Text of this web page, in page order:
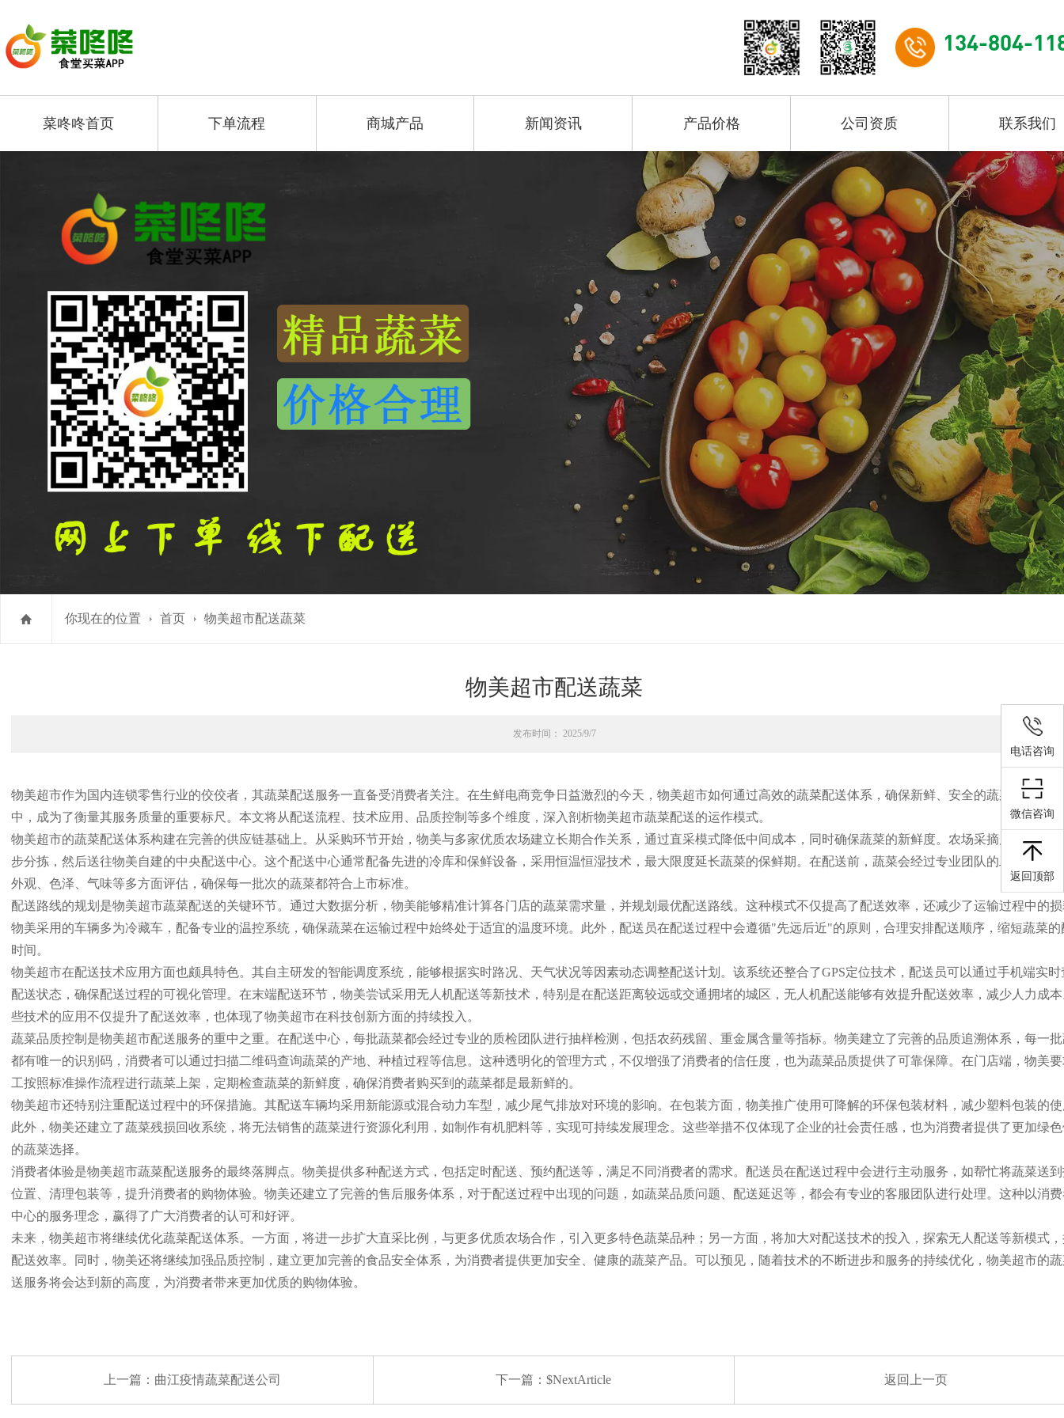
134-804-
菜咚咚首页 下单流程 商城产品 新闻资讯 产品价格 公司资质 联系我们
你现在的位置 首页 物美超市配送蔬菜
物美超市配送蔬菜
发布时间： 2025/9/7
物美超市作为国内连锁零售行业的佼佼者，其蔬菜配送服务一直备受消费者关注。在生鲜电商竞争日益激烈的今天，物美超市如何通过高效的蔬菜配送体系，确保新鲜、安全的蔬菜直达消
中，成为了衡量其服务质量的重要标尺。本文将从配送流程、技术应用、品质控制等多个维度，深入剖析物美超市蔬菜配送的运作模式。
物美超市的蔬菜配送体系构建在完善的供应链基础上。从采购环节开始，物美与多家优质农场建立长期合作关系，通过直采模式降低中间成本，同时确保蔬菜的新鲜度。农场采摘后的蔬菜
步分拣，然后送往物美自建的中央配送中心。这个配送中心通常配备先进的冷库和保鲜设备，采用恒温恒湿技术，最大限度延长蔬菜的保鲜期。在配送前，蔬菜会经过专业团队的二次质检
外观、色泽、气味等多方面评估，确保每一批次的蔬菜都符合上市标准。
配送路线的规划是物美超市蔬菜配送的关键环节。通过大数据分析，物美能够精准计算各门店的蔬菜需求量，并规划最优配送路线。这种模式不仅提高了配送效率，还减少了运输过程中的
物美采用的车辆多为冷藏车，配备专业的温控系统，确保蔬菜在运输过程中始终处于适宜的温度环境。此外，配送员在配送过程中会遵循"先远后近"的原则，合理安排配送顺序，缩短蔬菜的
时间。
物美超市在配送技术应用方面也颇具特色。其自主研发的智能调度系统，能够根据实时路况、天气状况等因素动态调整配送计划。该系统还整合了GPS定位技术，配送员可以通过手机端实时
配送状态，确保配送过程的可视化管理。在末端配送环节，物美尝试采用无人机配送等新技术，特别是在配送距离较远或交通拥堵的城区，无人机配送能够有效提升配送效率，减少人力成
些技术的应用不仅提升了配送效率，也体现了物美超市在科技创新方面的持续投入。
蔬菜品质控制是物美超市配送服务的重中之重。在配送中心，每批蔬菜都会经过专业的质检团队进行抽样检测，包括农药残留、重金属含量等指标。物美建立了完善的品质追溯体系，每一
都有唯一的识别码，消费者可以通过扫描二维码查询蔬菜的产地、种植过程等信息。这种透明化的管理方式，不仅增强了消费者的信任度，也为蔬菜品质提供了可靠保障。在门店端，物美
工按照标准操作流程进行蔬菜上架，定期检查蔬菜的新鲜度，确保消费者购买到的蔬菜都是最新鲜的。
物美超市还特别注重配送过程中的环保措施。其配送车辆均采用新能源或混合动力车型，减少尾气排放对环境的影响。在包装方面，物美推广使用可降解的环保包装材料，减少塑料包装的
此外，物美还建立了蔬菜残损回收系统，将无法销售的蔬菜进行资源化利用，如制作有机肥料等，实现可持续发展理念。这些举措不仅体现了企业的社会责任感，也为消费者提供了更加绿
的蔬菜选择。
消费者体验是物美超市蔬菜配送服务的最终落脚点。物美提供多种配送方式，包括定时配送、预约配送等，满足不同消费者的需求。配送员在配送过程中会进行主动服务，如帮忙将蔬菜送
位置、清理包装等，提升消费者的购物体验。物美还建立了完善的售后服务体系，对于配送过程中出现的问题，如蔬菜品质问题、配送延迟等，都会有专业的客服团队进行处理。这种以消
中心的服务理念，赢得了广大消费者的认可和好评。
未来，物美超市将继续优化蔬菜配送体系。一方面，将进一步扩大直采比例，与更多优质农场合作，引入更多特色蔬菜品种；另一方面，将加大对配送技术的投入，探索无人配送等新模式
配送效率。同时，物美还将继续加强品质控制，建立更加完善的食品安全体系，为消费者提供更加安全、健康的蔬菜产品。可以预见，随着技术的不断进步和服务的持续优化，物美超市的
送服务将会达到新的高度，为消费者带来更加优质的购物体验。
上一篇： 曲江疫情蔬菜配送公司 下一篇：$NextArticle 返回上一页
电话咨询
微信咨询
返回顶部